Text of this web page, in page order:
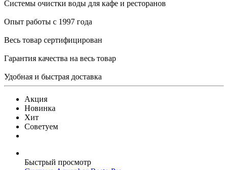
Системы очистки воды для кафе и ресторанов
Опыт работы с 1997 года
Весь товар сертифицирован
Гарантия качества на весь товар
Удобная и быстрая доставка
Акция
Новинка
Хит
Советуем
Быстрый просмотр